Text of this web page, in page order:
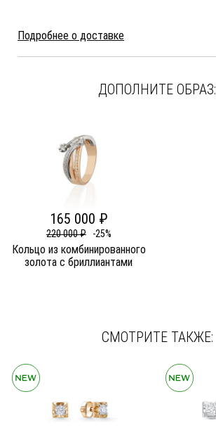
Подробнее о доставке
ДОПОЛНИТЕ ОБРАЗ:
165 000 ₽
220 000 ₽ -25%
Кольцо из комбинированного
золота c бриллиантами
СМОТРИТЕ ТАКЖЕ: